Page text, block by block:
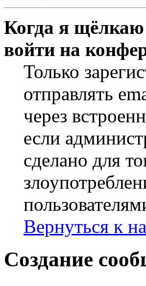
Когда я щёлкаю
войти на
Только
отправлять
через
если
сделано для
Вернуться к
Создание